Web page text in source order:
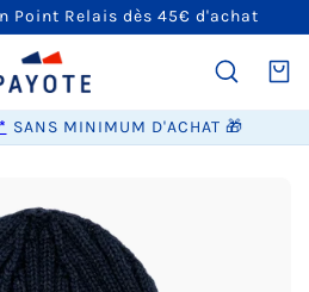
Point Relais dès 45€ d'achat
Panier
SANS MINIMUM D'ACHAT 🎁